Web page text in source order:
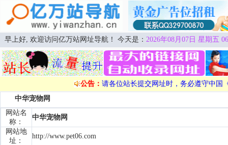
早上好, 欢迎访问亿万站网址导航！ 今天是： 2026年08月07日 星期五
公告： 请各位站长提交网址时，务必遵守中国
中华宠物网
网站名
称：
中华宠物网
网站地
址：
http://www.pet06.com